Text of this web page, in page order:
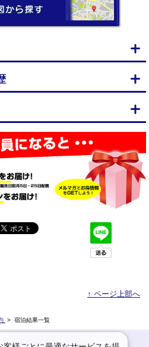
↑ ページ上部へ
> 宿泊結果一覧
プライバシーポリシー